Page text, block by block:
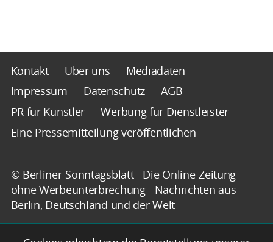
Kontakt Über uns
Mediadaten
Impressum
Datenschutz
AGB
PR für Künstler
Werbung für Dienstleister
Eine Pressemitteilung veröffentlichen
© Berliner-Sonntagsblatt - Die Online-Zeitung
ohne Werbeunterbrechung - Nachrichten aus
Berlin, Deutschland und der Welt